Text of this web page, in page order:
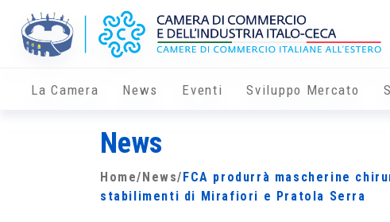
La Camera News Eventi Sviluppo Mercato
News
Home/ News/ FCA produrrà mascherine
stabilimenti di Mirafiori e Pratola Serra